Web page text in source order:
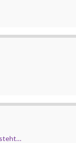
steht…